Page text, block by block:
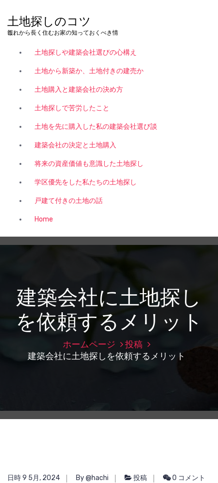
土地探しのコツ
これから長く住むお家の知っておくべき情報。
土地探しや建築会社選びの心構え
土地から新築か、土地付きの建売か
土地購入と建築会社の決め方
土地探しで苦労したこと
土地を先に購入した私の建築会社選び談
建築会社の決定と土地購入
将来の資産価値も意識した土地探し
学区優先をした私たちの土地探し
戸建て付きの土地の話
Home
建築会社に土地探し
を依頼するメリット
ホームページ
投稿
建築会社に土地探しを依頼するメリット
日時 9 5月, 2024 By @hachi 投稿 0 コメント